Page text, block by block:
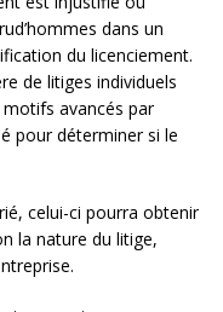
dans un
du licenciement.
de litiges individuels
motifs avancés par
pour déterminer si le
celui-ci pourra obtenir
la nature du litige,